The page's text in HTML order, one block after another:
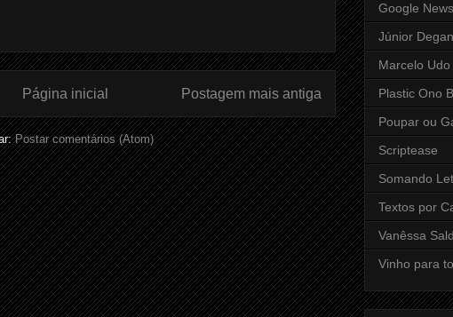
Postagem mais antiga
Página inicial
Postar comentários (Atom)
Google News
Júnior
Marcelo Udo
Plastic Ono
Poupar ou
Scriptease
Somando
Textos por
Vanêssa
Vinho para